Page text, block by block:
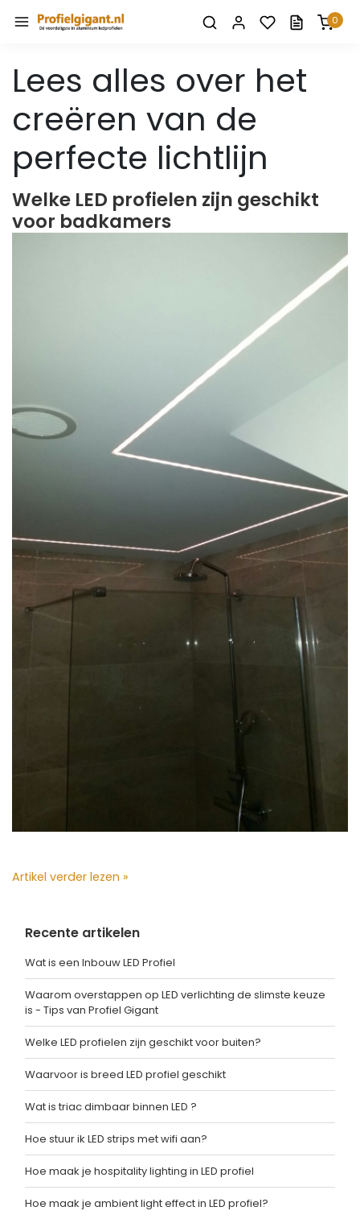
0
Lees alles over het
creëren van de
perfecte lichtlijn
Welke LED profielen zijn geschikt
voor badkamers
Artikel verder lezen »
Recente artikelen
Wat is een Inbouw LED Profiel
Waarom overstappen op LED verlichting de slimste keuze
is - Tips van Profiel Gigant
Welke LED profielen zijn geschikt voor buiten?
Waarvoor is breed LED profiel geschikt
Wat is triac dimbaar binnen LED ?
Hoe stuur ik LED strips met wifi aan?
Hoe maak je hospitality lighting in LED profiel
Hoe maak je ambient light effect in LED profiel?